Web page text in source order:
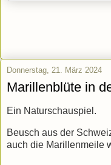
Donnerstag, 21. März 2024
Marillenblüte in
Ein Naturschauspiel.
Beusch aus der
auch die Marillenmeile